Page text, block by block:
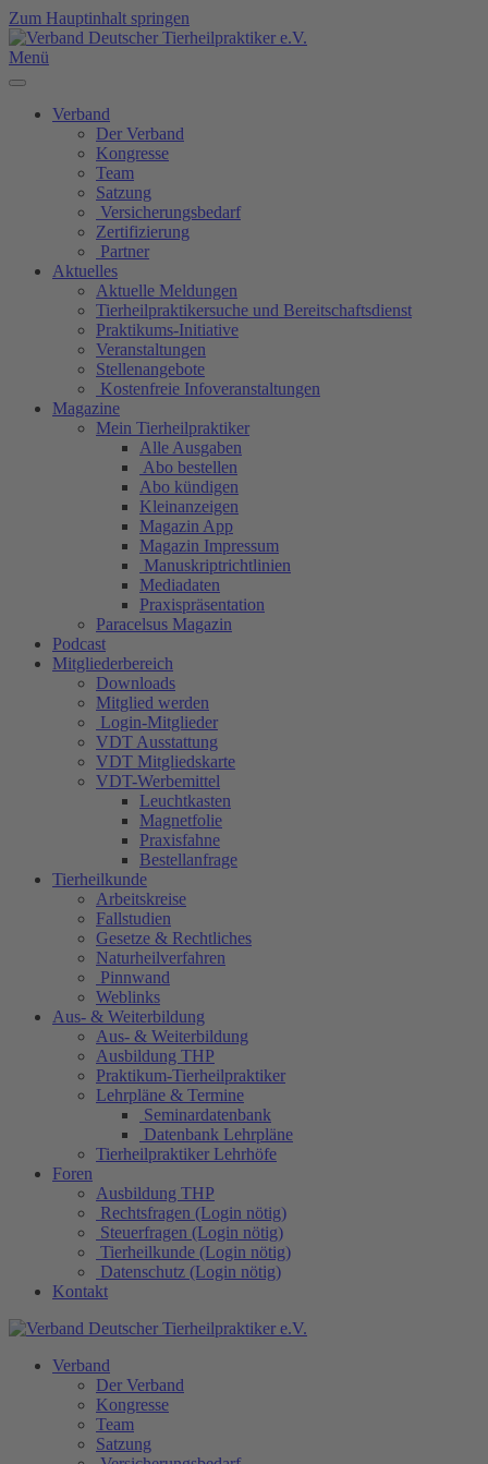
Zum Hauptinhalt springen
Menü
Verband
Der Verband
Kongresse
Team
Satzung
Versicherungsbedarf
Zertifizierung
Partner
Aktuelles
Aktuelle Meldungen
Tierheilpraktikersuche und Bereitschaftsdienst
Praktikums-Initiative
Veranstaltungen
Stellenangebote
Kostenfreie Infoveranstaltungen
Magazine
Mein Tierheilpraktiker
Alle Ausgaben
Abo bestellen
Abo kündigen
Kleinanzeigen
Magazin App
Magazin Impressum
Manuskriptrichtlinien
Mediadaten
Praxispräsentation
Paracelsus Magazin
Podcast
Mitgliederbereich
Downloads
Mitglied werden
Login-Mitglieder
VDT Ausstattung
VDT Mitgliedskarte
VDT-Werbemittel
Leuchtkasten
Magnetfolie
Praxisfahne
Bestellanfrage
Tierheilkunde
Arbeitskreise
Fallstudien
Gesetze & Rechtliches
Naturheilverfahren
Pinnwand
Weblinks
Aus- & Weiterbildung
Aus- & Weiterbildung
Ausbildung THP
Praktikum-Tierheilpraktiker
Lehrpläne & Termine
Seminardatenbank
Datenbank Lehrpläne
Tierheilpraktiker Lehrhöfe
Foren
Ausbildung THP
Rechtsfragen (Login nötig)
Steuerfragen (Login nötig)
Tierheilkunde (Login nötig)
Datenschutz (Login nötig)
Kontakt
Verband
Der Verband
Kongresse
Team
Satzung